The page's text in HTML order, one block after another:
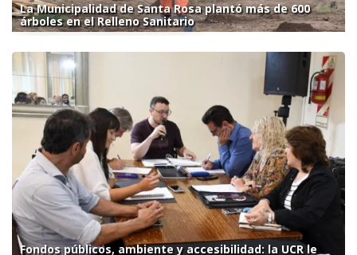
La Municipalidad de Santa Rosa plantó más de 600
árboles en el Relleno Sanitario
Fondos públicos, ambiente y accesibilidad: la UCR le